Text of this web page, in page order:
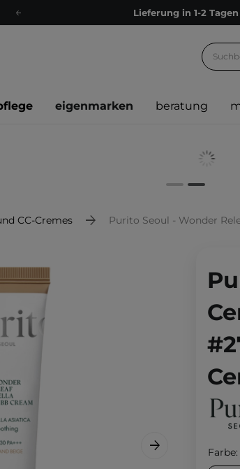
Lieferung in 1-2 Tagen
Kostenloser Versand ab
Versand nach Deutschland und
Empfehle uns weiter und sammle
Kostenloser Versand ab
eigenmarken beratung
CC-Cremes Purito Seoul - Wonder Releaf
Farbe: